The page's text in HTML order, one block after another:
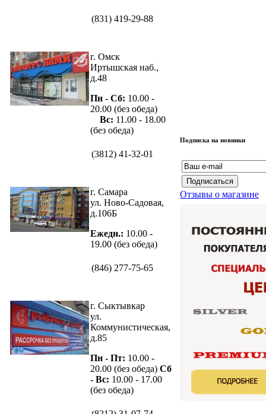
(831) 419-29-88
г. Омск
Иртышская наб.,
д.48
Пн - Сб: 10.00 -
20.00 (без обеда)
Вс: 11.00 - 18.00
(без обеда)
(3812) 41-32-01
г. Самара
ул. Ново-Садовая,
д.106Б
Ежедн.: 10.00 -
19.00 (без обеда)
(846) 277-75-65
г. Сыктывкар
ул.
Коммунистическая,
д.85
Пн - Пт: 10.00 -
20.00 (без обеда) Сб
- Вс: 10.00 - 17.00
(без обеда)
Подписка на новинки
Отзывы о магазине